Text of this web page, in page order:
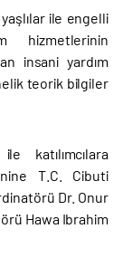
ile engelli
hizmetlerinin
insani yardım
teorik bilgiler
katılımcılara
T.C. Cibuti
Dr. Onur
Hawa Ibrahim